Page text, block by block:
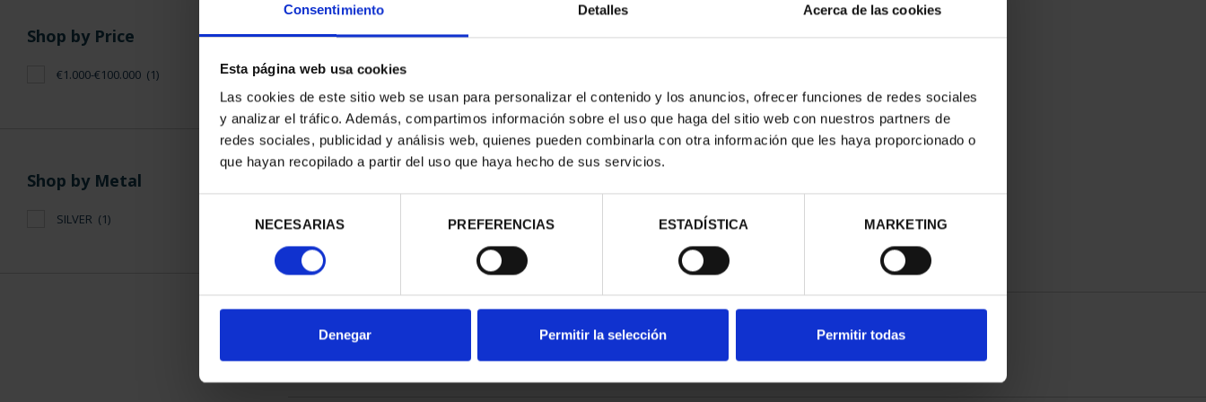
Consentimiento Detalles Acerca de las cookies
Esta página web usa cookies
Las cookies de este sitio web se usan para personalizar el contenido y los anuncios, ofrecer funciones de redes sociales
y analizar el tráfico. Además, compartimos información sobre el uso que haga del sitio web con nuestros partners de
redes sociales, publicidad y análisis web, quienes pueden combinarla con otra información que les haya proporcionado o
que hayan recopilado a partir del uso que haya hecho de sus servicios.
consentimiento
NECESARIAS PREFERENCIAS ESTADÍSTICA MARKETING
Denegar Permitir la selección Permitir todas
Shop by Price
€1.000-€100.000 (1)
Shop by Metal
SILVER (1)
SPANISH CAPITALS - FULL
SET
SORT BY: